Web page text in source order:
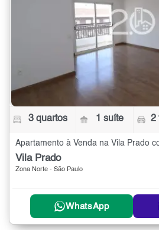
3 quartos 1 suíte 2
Apartamento à Venda na Vila Prado
Vila Prado
Zona Norte - São Paulo
WhatsApp